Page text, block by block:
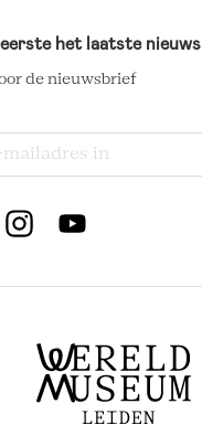
het laatste nieuws
de nieuwsbrief